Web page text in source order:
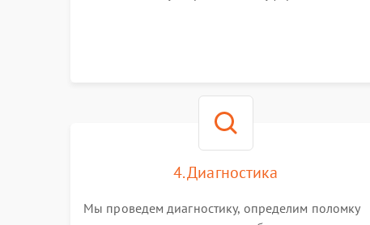
4. Диагностика
Мы проведем диагностику, определим поломку